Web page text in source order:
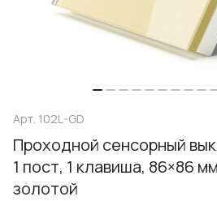
Арт. 102L-GD
Проходной сенсорный
1 пост, 1 клавиша, 86×86
золотой